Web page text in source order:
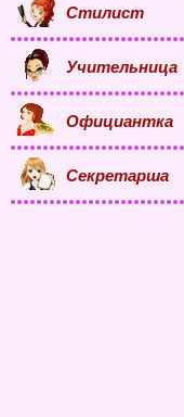
Стилист
Учительница
Официантка
Секретарша